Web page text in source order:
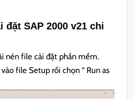
đặt SAP 2000 v21 chi
nén file cài đặt phần mềm.
file Setup rồi chọn “ Run as